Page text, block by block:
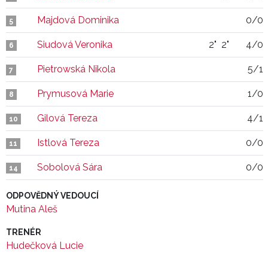
5 Majdová Dominika 0/0
6 Siudová Veronika 2" 2" 4/0
7 Pietrowská Nikola 5/1
8 Prymusová Marie 1/0
10 Gilová Tereza 4/1
11 Istlová Tereza 0/0
14 Sobolová Sára 0/0
ODPOVĚDNÝ VEDOUCÍ
Mutina Aleš
TRENÉR
Hudečková Lucie